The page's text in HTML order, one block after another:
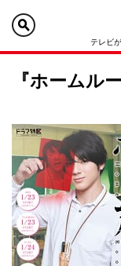
テレビ
『ホームル